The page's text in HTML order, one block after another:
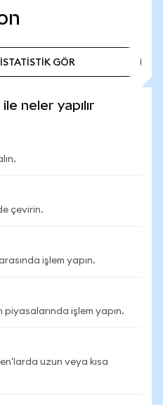
GÖR
neler yapılır
çevirin.
işlem yapın.
işlem yapın.
uzun veya kısa